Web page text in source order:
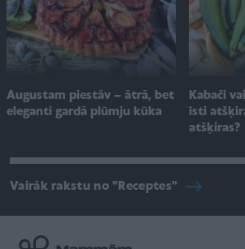
Augustam piestāv – ātrā, bet
eleganti gardā plūmju kūka
Kabači
īsti
atšķiras?
Vairāk rakstu no "Receptes"